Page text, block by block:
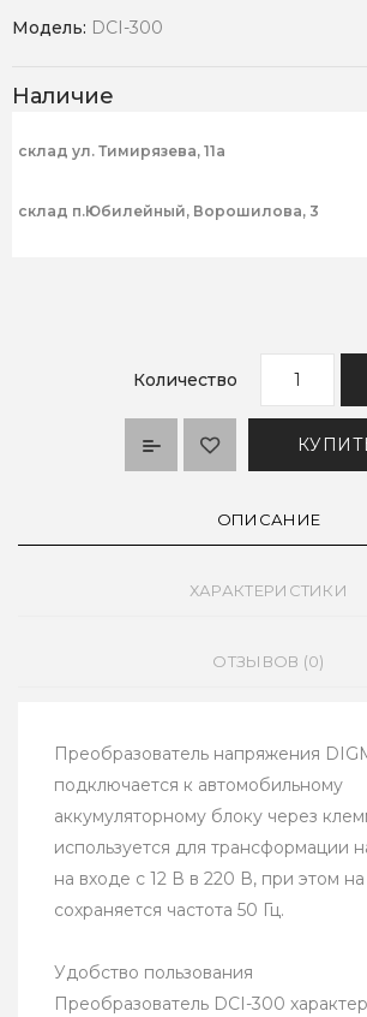
Модель: DCI-300
Наличие
склад ул. Тимирязева, 11а
склад п.Юбилейный, Ворошилова, 3
Количество
ОПИСАНИЕ
ХАРАКТЕРИСТИКИ
ОТЗЫВОВ (0)
Преобразователь напряжения
подключается к автомобильному
аккумуляторному блоку через
используется для трансформации
на входе с 12 В в 220 В, при этом
сохраняется частота 50 Гц.
Удобство пользования
Преобразователь DCI-300